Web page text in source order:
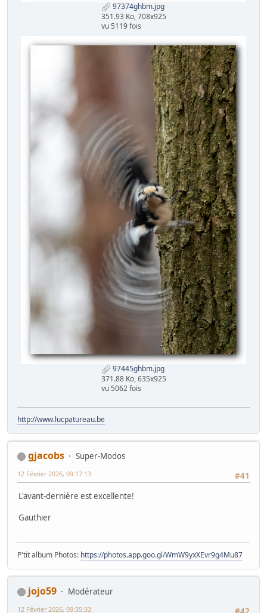
97374ghbm.jpg
351.93 Ko, 708x925
vu 5119 fois
97445ghbm.jpg
371.88 Ko, 635x925
vu 5062 fois
http://www.lucpatureau.be
gjacobs
Super-Modos
#41
12 Février 2026, 09:17:13
L'avant-dernière est excellente!
Gauthier
P'tit album Photos: https://photos.app.goo.gl/WmW9yxXEvr9g4Mu87
jojo59
Modérateur
12 Février 2026, 09:35:33